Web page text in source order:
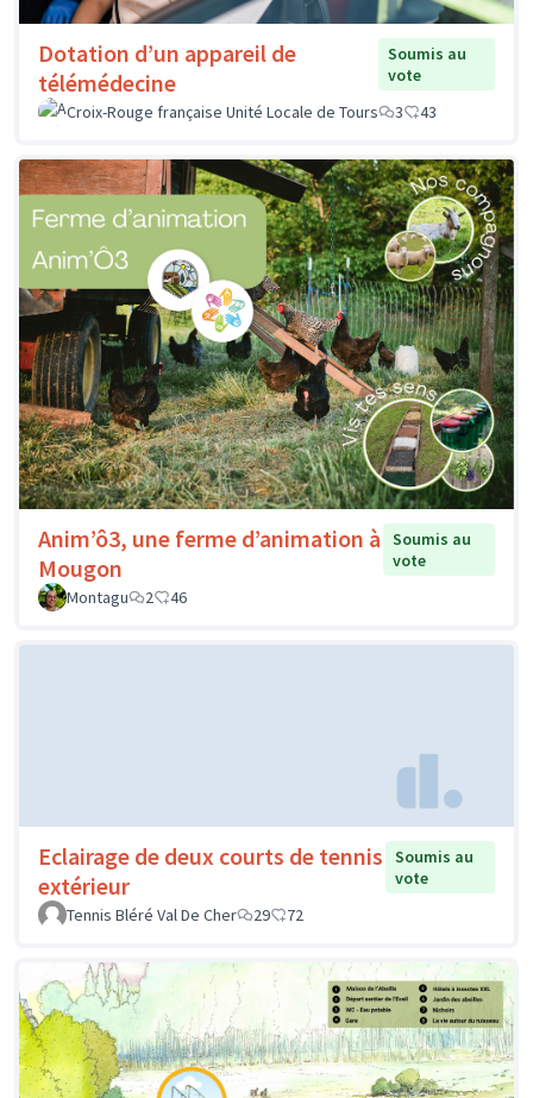
Dotation d’un appareil de
télémédecine
Soumis au
vote
Croix-Rouge française Unité Locale de Tours
3 43
Anim’ô3, une ferme d’animation à
Mougon
Soumis au
vote
Montagu
2 46
Eclairage de deux courts de tennis
extérieur
Soumis au
vote
Tennis Bléré Val De Cher
29 72